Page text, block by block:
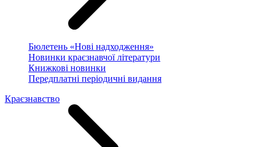
Бюлетень «Нові надходження»
Новинки краєзнавчої літератури
Книжкові новинки
Передплатні періодичні видання
Краєзнавство